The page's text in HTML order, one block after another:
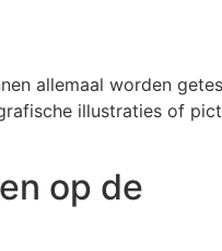
allemaal worden
illustraties of
op de